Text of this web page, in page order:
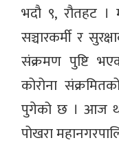
भदौ ९, रौतहट ।
सञ्चारकर्मी र
संक्रमण पुष्टि
कोरोना
पुगेको छ । आज
पोखरा